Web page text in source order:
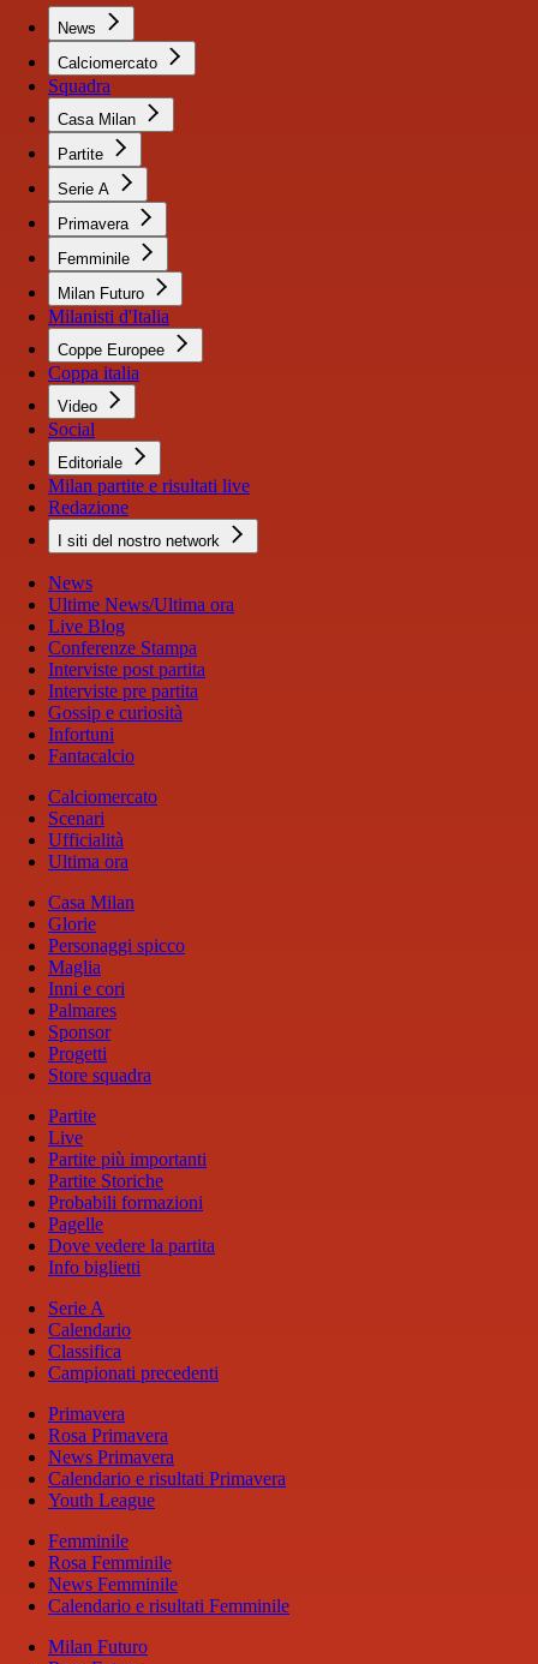
News
Calciomercato
Squadra
Casa Milan
Partite
Serie A
Primavera
Femminile
Milan Futuro
Milanisti d'Italia
Coppe Europee
Coppa italia
Video
Social
Editoriale
Milan partite e risultati live
Redazione
I siti del nostro network
News
Ultime News/Ultima ora
Live Blog
Conferenze Stampa
Interviste post partita
Interviste pre partita
Gossip e curiosità
Infortuni
Fantacalcio
Calciomercato
Scenari
Ufficialità
Ultima ora
Casa Milan
Glorie
Personaggi spicco
Maglia
Inni e cori
Palmares
Sponsor
Progetti
Store squadra
Partite
Live
Partite più importanti
Partite Storiche
Probabili formazioni
Pagelle
Dove vedere la partita
Info biglietti
Serie A
Calendario
Classifica
Campionati precedenti
Primavera
Rosa Primavera
News Primavera
Calendario e risultati Primavera
Youth League
Femminile
Rosa Femminile
News Femminile
Calendario e risultati Femminile
Milan Futuro